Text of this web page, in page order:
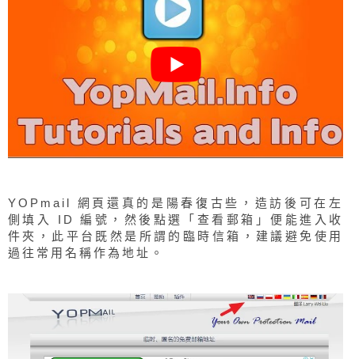
YOPmail 網頁還真的是陽春復古些，造訪後可在左
側填入 ID 編號，然後點選「查看郵箱」便能進入收
件夾，此平台既然是所謂的臨時信箱，建議避免使用
過往常用名稱作為地址。